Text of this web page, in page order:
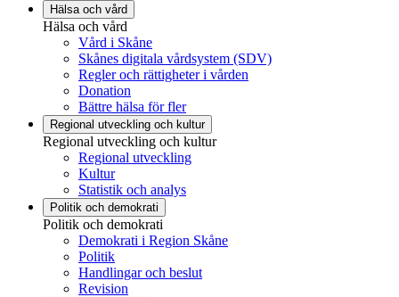
Hälsa och vård
Hälsa och vård
Vård i Skåne
Skånes digitala vårdsystem (SDV)
Regler och rättigheter i vården
Donation
Bättre hälsa för fler
Regional utveckling och kultur
Regional utveckling och kultur
Regional utveckling
Kultur
Statistik och analys
Politik och demokrati
Politik och demokrati
Demokrati i Region Skåne
Politik
Handlingar och beslut
Revision